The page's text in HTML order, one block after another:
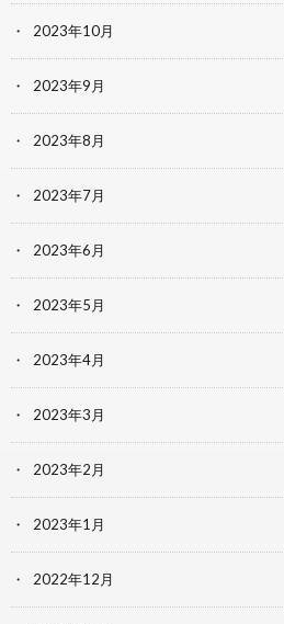
2023年10月
2023年9月
2023年8月
2023年7月
2023年6月
2023年5月
2023年4月
2023年3月
2023年2月
2023年1月
2022年12月